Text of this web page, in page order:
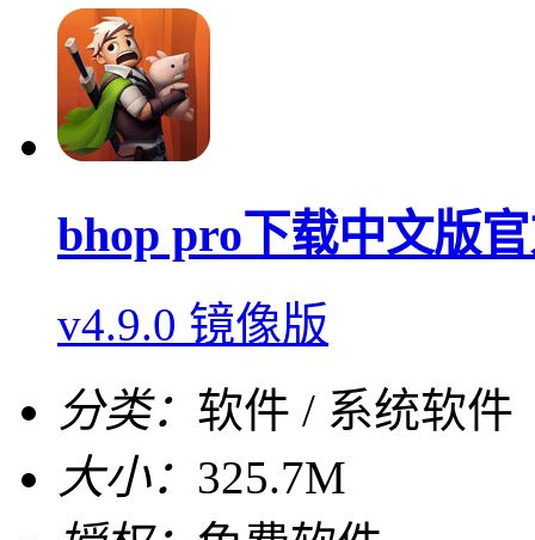
bhop pro下载中文版
v4.9.0 镜像版
分类： 软件 / 系统软件
大小： 325.7M